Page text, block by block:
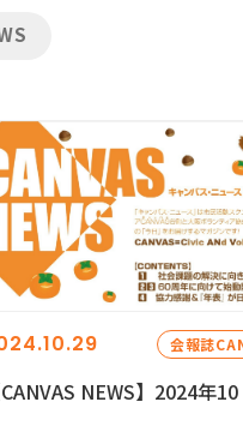
会報誌
CANVAS NEWS】2024年